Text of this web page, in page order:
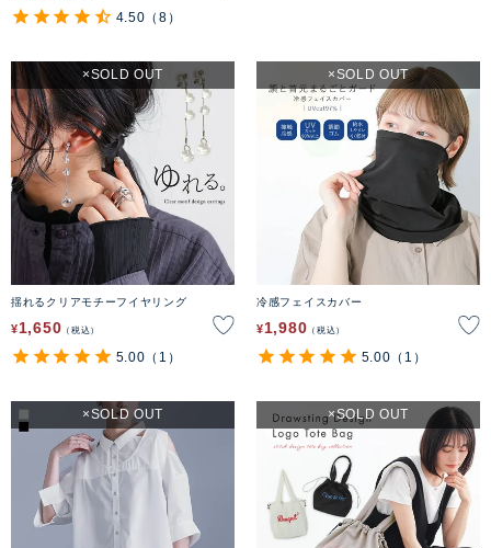
4.50 （8）
揺れるクリアモチーフイヤリング
¥1,650 税込
SOLD OUT
5.00 （1）
冷感フェイスカバー
¥1,980 税込
SOLD OUT
5.00 （1）
SOLD OUT SOLD OUT